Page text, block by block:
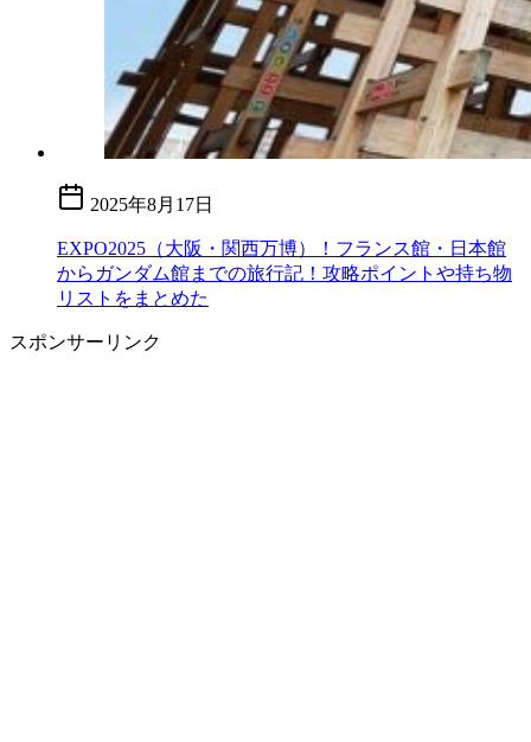
2025年8月17日
EXPO2025（大阪・関西万博）！フランス館・日本館
からガンダム館までの旅行記！攻略ポイントや持ち物
リストをまとめた
スポンサーリンク